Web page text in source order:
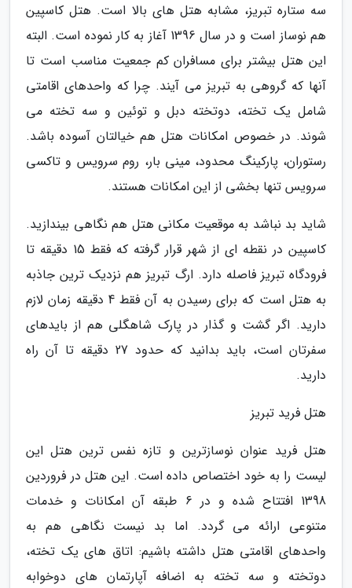
سه ستاره تبریز، مشابه هتل های بالا است. هتل کاسپین
هم نوساز است و در سال 1396 آغاز به کار نموده است. البته
این هتل بیشتر برای مسافران کم جمعیت مناسب است تا
آنها که گروهی به تبریز می آیند. چرا که واحدهای اقامتی
شامل یک تخته، دوتخته دبل و توئین و سه تخته می
شوند. در خصوص امکانات هتل هم خیالتان آسوده باشد.
رستوران، پارکینگ محدود، مینی بار، روم سرویس و تاکسی
سرویس تنها بخشی از این امکانات هستند.
شاید بد نباشد به موقعیت مکانی هتل هم نگاهی بیندازید.
کاسپین در نقطه ای از شهر قرار گرفته که فقط 15 دقیقه تا
فرودگاه تبریز فاصله دارد. ارگ تبریز هم نزدیک ترین جاذبه
به هتل است که برای رسیدن به آن فقط 4 دقیقه زمان لازم
دارید. اگر گشت و گذار در پارک شاهگلی هم از بایدهای
سفرتان است، باید بدانید که حدود 27 دقیقه تا آن راه
دارید.
هتل فرید تبریز
هتل فرید عنوان نوسازترین و تازه نفس ترین هتل این
لیست را به خود اختصاص داده است. این هتل در فروردین
1398 افتتاح شده و در 6 طبقه آن امکانات و خدمات
متنوعی ارائه می گردد. اما بد نیست نگاهی هم به
واحدهای اقامتی هتل داشته باشیم: اتاق های یک تخته،
دوتخته و سه تخته به اضافه آپارتمان های دوخوابه